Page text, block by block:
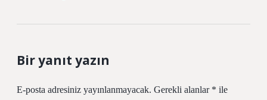
Bir yanıt yazın
E-posta adresiniz yayınlanmayacak. Gerekli alanlar * ile